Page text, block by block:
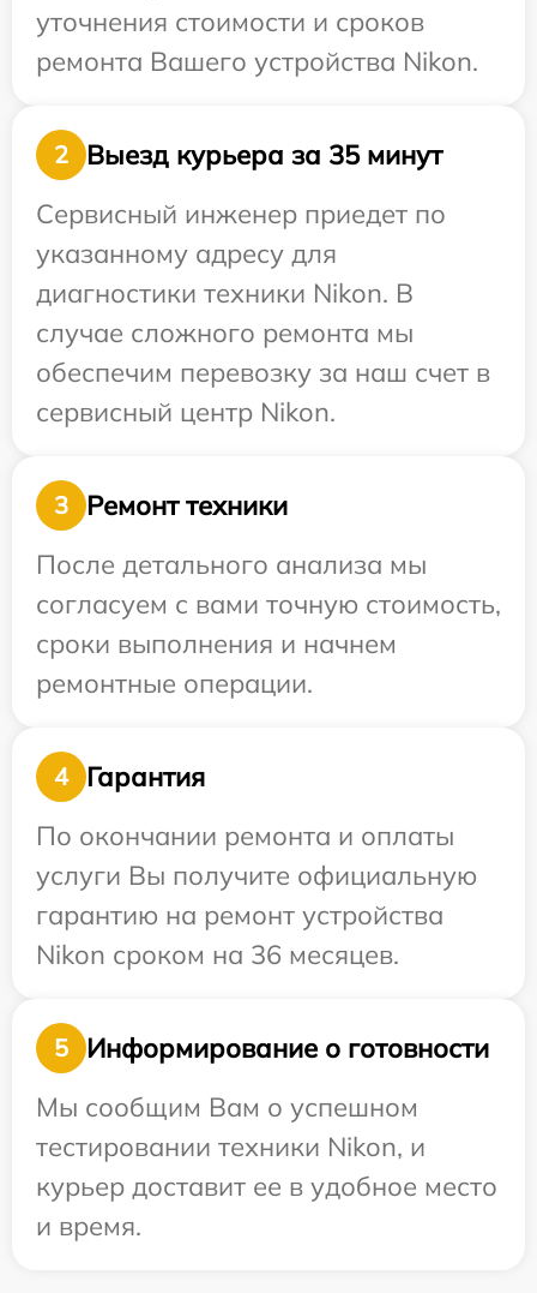
уточнения стоимости и сроков
ремонта Вашего устройства Nikon.
2
Выезд курьера за 35 минут
Сервисный инженер приедет по
указанному адресу для
диагностики техники Nikon. В
случае сложного ремонта мы
обеспечим перевозку за наш счет в
сервисный центр Nikon.
3
Ремонт техники
После детального анализа мы
согласуем с вами точную стоимость,
сроки выполнения и начнем
ремонтные операции.
4
Гарантия
По окончании ремонта и оплаты
услуги Вы получите официальную
гарантию на ремонт устройства
Nikon сроком на 36 месяцев.
5
Информирование о готовности
Мы сообщим Вам о успешном
тестировании техники Nikon, и
курьер доставит ее в удобное место
и время.